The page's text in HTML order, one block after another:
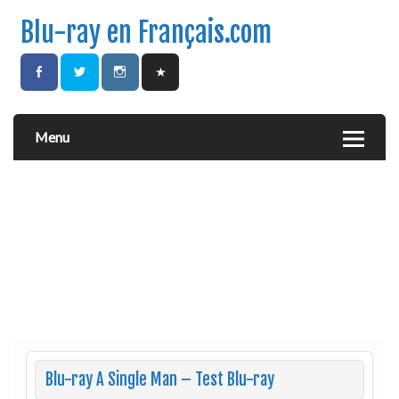
Blu-ray en Français.com
Menu
Blu-ray A Single Man – Test Blu-ray